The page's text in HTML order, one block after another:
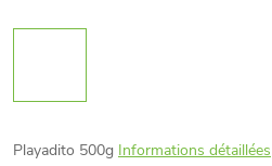
Playadito 500g Informations détaillées